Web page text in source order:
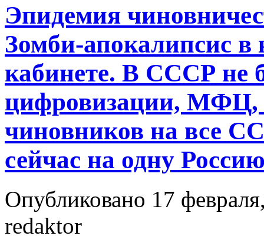
Эпидемия
Зомби-апокалипсис в
кабинете. В СССР не
цифровизации, МФЦ,
чиновников на все
сейчас на одну
Опубликовано 17
redaktor